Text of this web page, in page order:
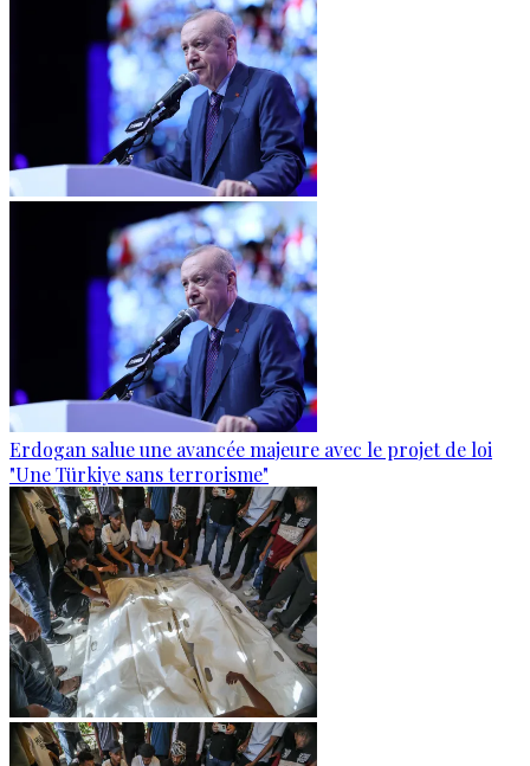
Erdogan salue une avancée majeure avec le projet de loi
"Une Türkiye sans terrorisme"